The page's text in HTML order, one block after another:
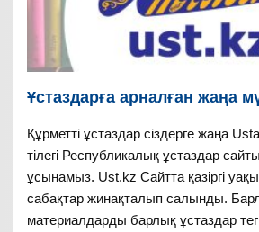
Ұстаздарға арналған жаңа
Құрметті ұстаздар сіздерге жаңа
тілегі Республикалық ұстаздар
ұсынамыз. Ust.kz Сайтта қазіргі
сабақтар жинақталып салынды.
материалдарды барлық ұстаздар